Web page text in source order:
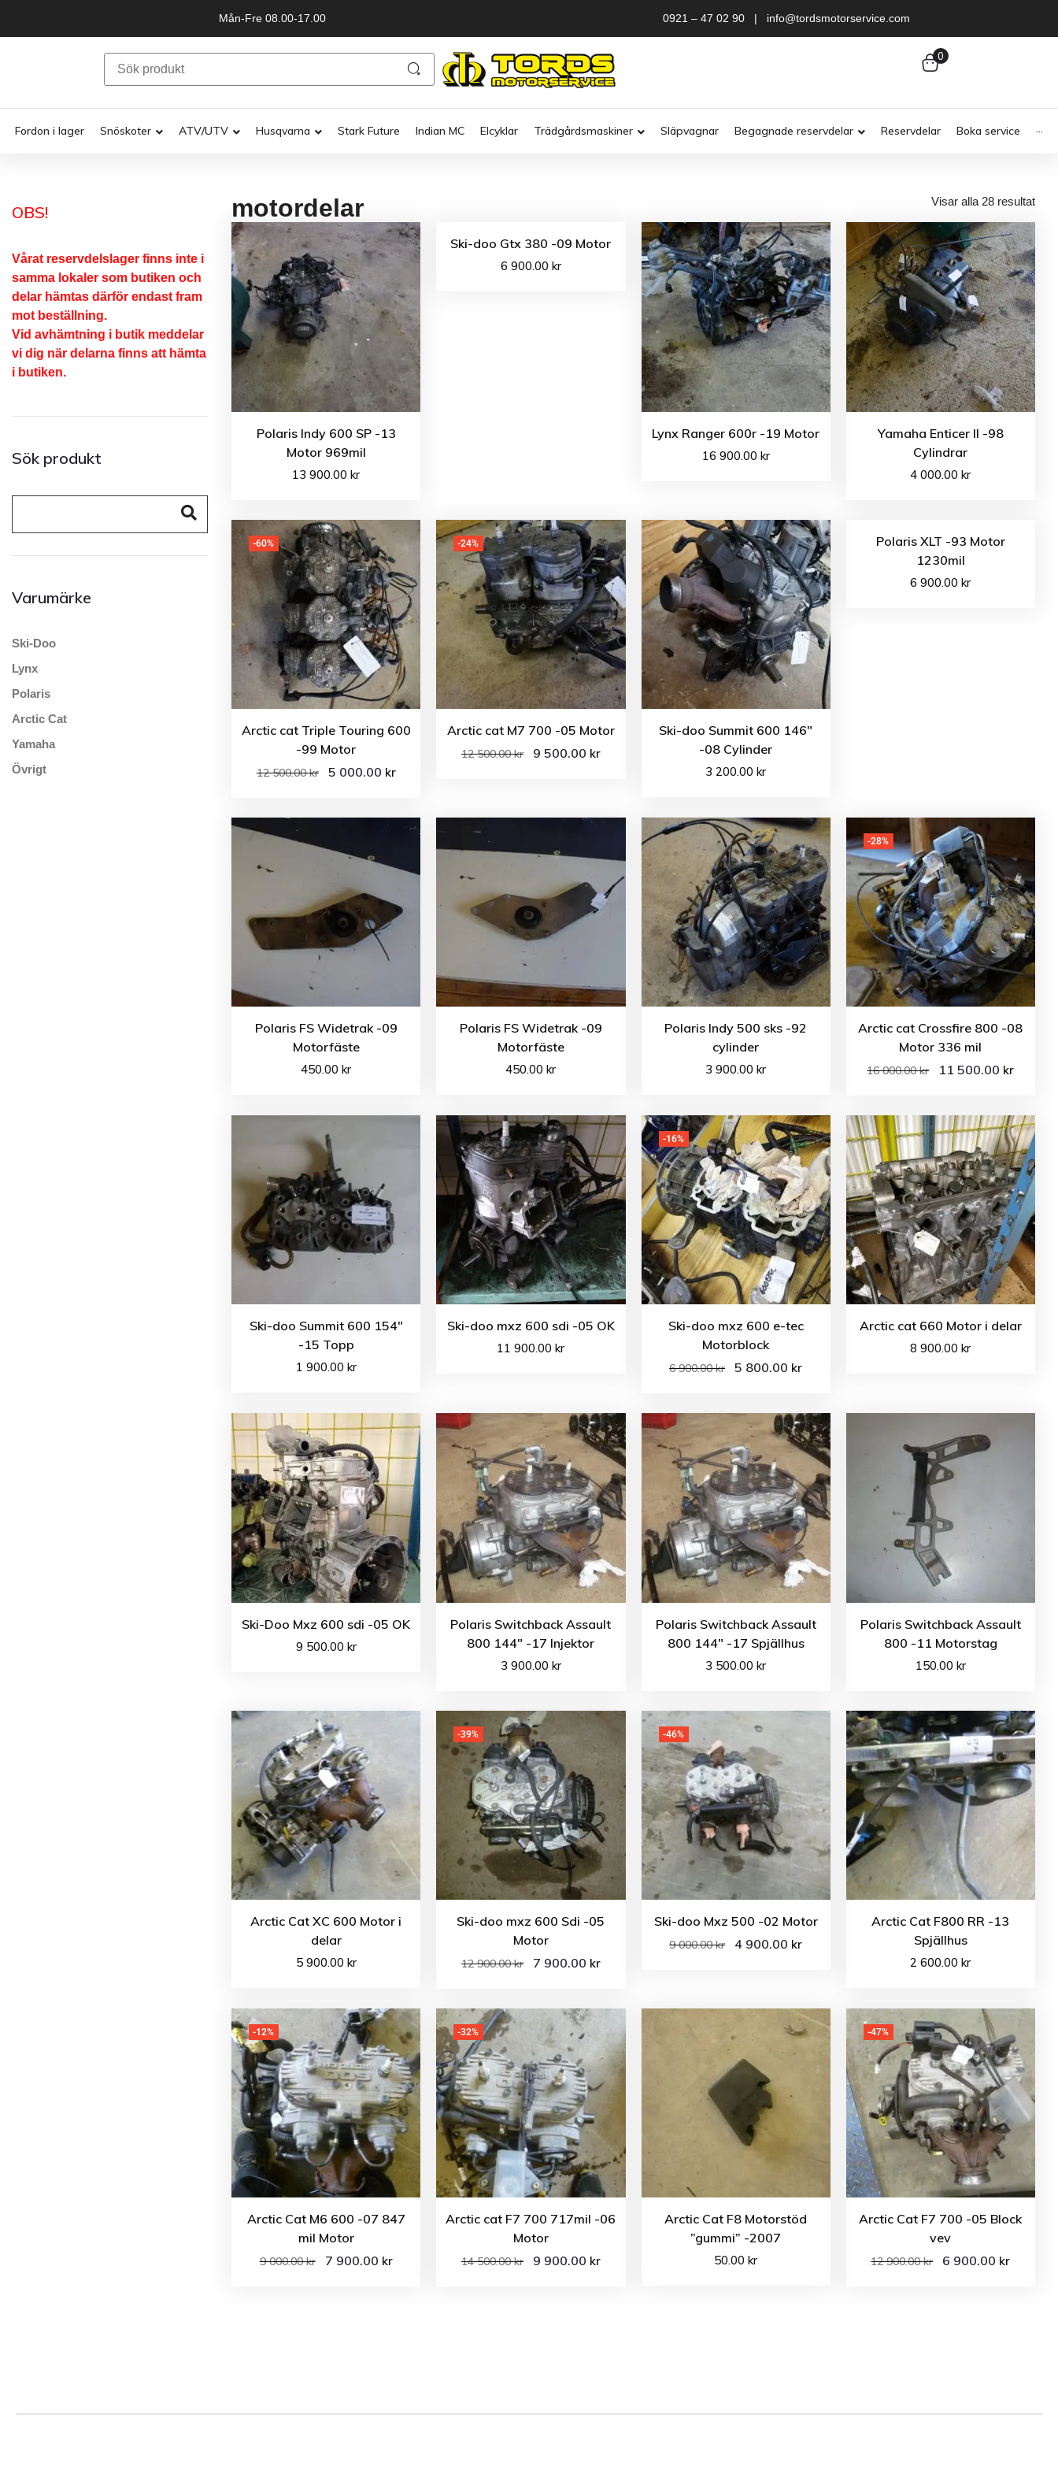
Mån-Fre 08.00-17.00 0921 – 47 02 90 | info@tordsmotorservice.com
0
Fordon i lager Snöskoter ATV/UTV Husqvarna Stark Future Indian MC Elcyklar Trädgårdsmaskiner Släpvagnar Begagnade reservdelar Reservdelar Boka service ···
OBS!
Vårat reservdelslager finns inte i
samma lokaler som butiken och
delar hämtas därför endast fram
mot beställning.
Vid avhämtning i butik meddelar
vi dig när delarna finns att hämta
i butiken.
Sök produkt
Varumärke
Ski-Doo
Lynx
Polaris
Arctic Cat
Yamaha
Övrigt
motordelar Visar alla 28 resultat
Polaris Indy 600 SP -13
Motor 969mil
13 900.00kr
Ski-doo Gtx 380 -09 Motor
6 900.00 kr
Lynx Ranger 600r -19 Motor
16 900.00 kr
Yamaha Enticer II -98
Cylindrar
4 000.00kr
-60%
Arctic cat Triple Touring 600
-99 Motor
12 500.00kr 5 000.00 kr
-24%
Arctic cat M7 700 -05 Motor
12 500.00kr 9 500.00 kr
Ski-doo Summit 600 146″
-08 Cylinder
3 200.00kr
Polaris XLT -93 Motor
1230mil
6 900.00kr
Polaris FS Widetrak -09
Motorfäste
450.00kr
Polaris FS Widetrak -09
Motorfäste
450.00kr
Polaris Indy 500 sks -92
cylinder
3 900.00kr
-28%
Arctic cat Crossfire 800 -08
Motor 336 mil
16 000.00kr 11 500.00 kr
Ski-doo Summit 600 154″
-15 Topp
1 900.00 kr
Ski-doo mxz 600 sdi -05 OK
11 900.00kr
-16%
Ski-doo mxz 600 e-tec
Motorblock
6 900.00kr 5 800.00 kr
Arctic cat 660 Motor i delar
8 900.00kr
Ski-Doo Mxz 600 sdi -05 OK
9 500.00 kr
Polaris Switchback Assault
800 144″ -17 Injektor
3 900.00 kr
Polaris Switchback Assault
800 144″ -17 Spjällhus
3 500.00kr
Polaris Switchback Assault
800 -11 Motorstag
150.00 kr
Arctic Cat XC 600 Motor i
delar
5 900.00 kr
-39%
Ski-doo mxz 600 Sdi -05
Motor
12 900.00kr 7 900.00 kr
-46%
Ski-doo Mxz 500 -02 Motor
9 000.00kr 4 900.00 kr
Arctic Cat F800 RR -13
Spjällhus
2 600.00kr
-12%
Arctic Cat M6 600 -07 847
mil Motor
9 000.00kr 7 900.00 kr
-32%
Arctic cat F7 700 717mil -06
Motor
14 500.00kr 9 900.00 kr
Arctic Cat F8 Motorstöd
”gummi” -2007
50.00kr
-47%
Arctic Cat F7 700 -05 Block
vev
12 900.00kr 6 900.00 kr